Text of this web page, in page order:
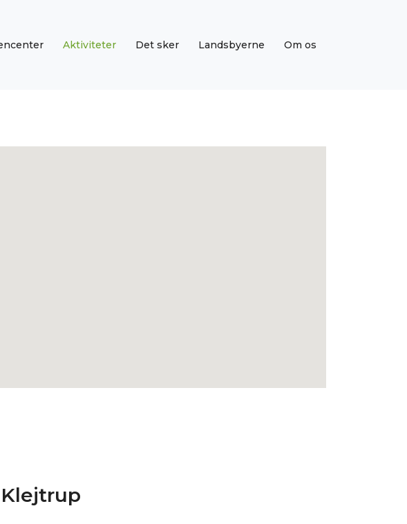
Aktiviteter Det sker Landsbyerne Om os